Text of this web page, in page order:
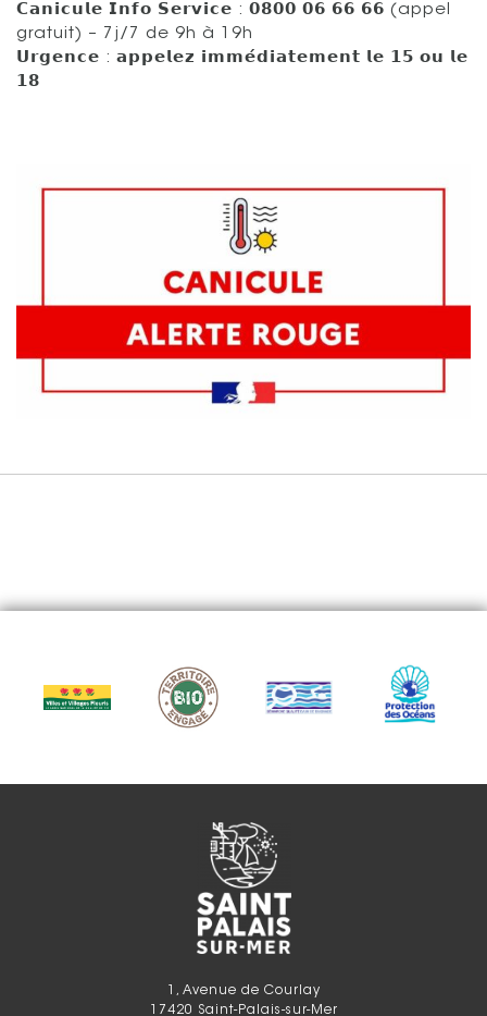
𝗖𝗮𝗻𝗶𝗰𝘂𝗹𝗲 𝗜𝗻𝗳𝗼 𝗦𝗲𝗿𝘃𝗶𝗰𝗲 : 𝟬𝟴𝟬𝟬 𝟬𝟲 𝟲𝟲 𝟲𝟲 (appel
gratuit) – 7j/7 de 9h à 19h
𝗨𝗿𝗴𝗲𝗻𝗰𝗲 : 𝗮𝗽𝗽𝗲𝗹𝗲𝘇 𝗶𝗺𝗺𝗲́𝗱𝗶𝗮𝘁𝗲𝗺𝗲𝗻𝘁 𝗹𝗲 𝟭𝟱 𝗼𝘂 𝗹𝗲
𝟭𝟴
1, Avenue de Courlay
17420 Saint-Palais-sur-Mer